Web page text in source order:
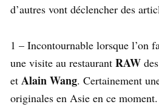
d’autres vont déclencher des
1 – Incontournable lorsque l’on
une visite au restaurant RAW
et Alain Wang. Certainement
originales en Asie en ce